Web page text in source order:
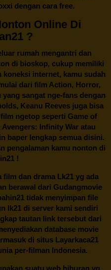
dengan cara free.
Online Di
?
rumah mengantri dan
di bioskop, cukup memiliki
internet, kamu sudah
dari film Action, Horror,
sangat nge-fans dengan
Keanu Reeves juga bisa
ngetop seperti Game of
Infinity War atau
baper lengkap semua disini.
pengalaman kamu nonton di
!
film dan dramaLk21yg ada
berawal dari Gudangmovie
tidak menyimpan file
lk21 di server kami sendiri
tautan link tersebut dari
database movie
di situs Layarkaca21
per-filman Indonesia.
suatu web hiburan yg